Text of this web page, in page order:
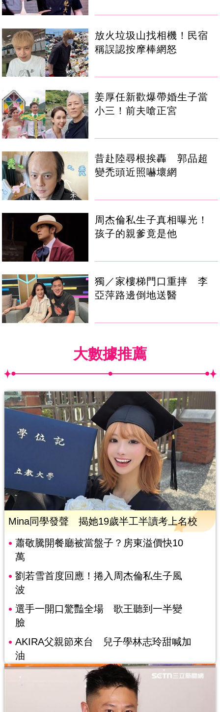
放火垃圾山找相機！民宿
稱誤認按摩棒網怒
姜厚任新歡爆帶婚生子當
小三！前夫嗆正宮
昔赴陸尋根挨轟 郭品超
變禿頭近照嚇壞網
周杰倫私生子真相曝光！
孩子的親爹竟是他
獨／家樓梯門口重摔 李
亞萍路邊倒地送醫
大數據推薦
Mina同學發聲 揭她19歲半工半讀考上名校
蕭敬騰開餐廳被當盤子？房東溢價快10
萬
劉若雪首度回應！捲入周杰倫私生子風
波
選手一開口驚豔全場 歌王聽到一半變
臉
AKIRA父親節來台 兒子學林志玲甜喊加
油